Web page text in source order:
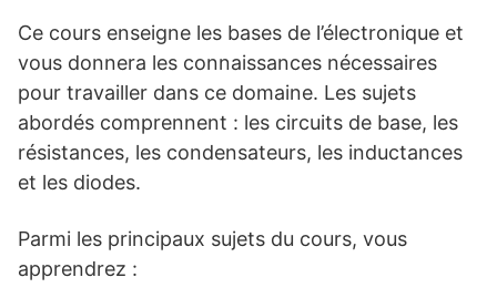
Ce cours enseigne les bases de l’électronique et
vous donnera les connaissances nécessaires
pour travailler dans ce domaine. Les sujets
abordés comprennent : les circuits de base, les
résistances, les condensateurs, les inductances
et les diodes.
Parmi les principaux sujets du cours, vous
apprendrez :